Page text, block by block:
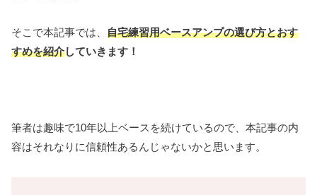
そこで本記事では、 自宅練習用ベースアンプの選び方とおす
すめを紹介していきます！
筆者は趣味で10年以上ベースを続けているので、本記事の内
容はそれなりに信頼性あるんじゃないかと思います。